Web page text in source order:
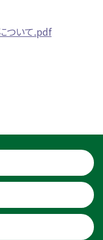
ついて.pdf